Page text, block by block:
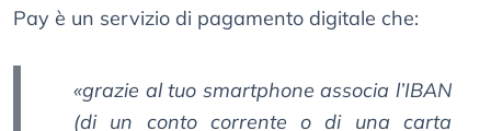
Pay è un servizio di pagamento digitale che:
«grazie al tuo smartphone associa l’IBAN
(di un conto corrente o di una carta